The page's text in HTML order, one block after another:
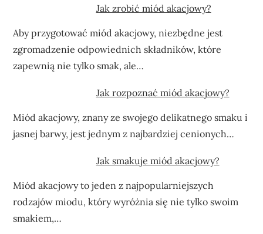
Jak zrobić miód akacjowy?
Aby przygotować miód akacjowy, niezbędne jest
zgromadzenie odpowiednich składników, które
zapewnią nie tylko smak, ale…
Jak rozpoznać miód akacjowy?
Miód akacjowy, znany ze swojego delikatnego smaku i
jasnej barwy, jest jednym z najbardziej cenionych…
Jak smakuje miód akacjowy?
Miód akacjowy to jeden z najpopularniejszych
rodzajów miodu, który wyróżnia się nie tylko swoim
smakiem,…